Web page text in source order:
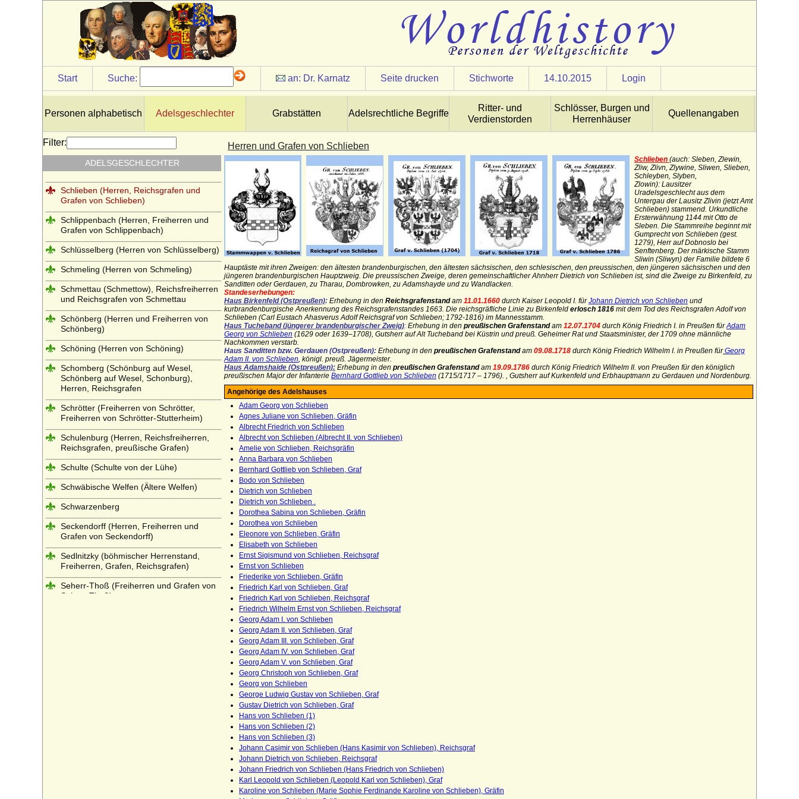
Start Suche: an: Dr. Karnatz Seite drucken Stichworte 14.10.2015 Login
Personen alphabetisch Adelsgeschlechter Grabstätten Adelsrechtliche Begriffe
Ritter- und
Verdienstorden
Schlösser, Burgen und
Herrenhäuser
Quellenangaben
Herren und Grafen von Schlieben
Schlieben (auch: Sleben, Zlewin,
Zliw, Zlivn, Zlywine, Sliwen, Slieben,
Schleyben, Slyben,
Zlowin): Lausitzer
Uradelsgeschlecht aus dem
Untergau der Lausitz Zlivin (jetzt Amt
Schlieben) stammend. Urkundliche
Ersterwähnung 1144 mit Otto de
Sleben. Die Stammreihe beginnt mit
Gumprecht von Schlieben (gest.
1279), Herr auf Dobnoslo bei
Senftenberg. Der märkische Stamm
Sliwin (Sliwyn) der Familie bildete 6
Hauptäste mit ihren Zweigen: den ältesten brandenburgischen, den ältesten sächsischen, den schlesischen, den preussischen, den jüngeren sächsischen und den
jüngeren brandenburgischen Hauptzweig. Die preussischen Zweige, deren gemeinschaftlicher Ahnherr Dietrich von Schlieben ist, sind die Zweige zu Birkenfeld, zu
Sanditten oder Gerdauen, zu Tharau, Dombrowken, zu Adamshayde und zu Wandlacken.
Standeserhebungen:
Haus Birkenfeld (Ostpreußen): Erhebung in den Reichsgrafenstandam 11.01.1660 durch Kaiser Leopold I. fürJohann Dietrich von Schlieben und
kurbrandenburgische Anerkennung des Reichsgrafenstandes 1663. Die reichsgräfliche Linie zu Birkenfeld erlosch 1816 mit dem Tod des Reichsgrafen Adolf von
Schlieben (Carl Eustach Ahasverus Adolf Reichsgraf von Schlieben; 1792-1816) im Mannesstamm.
Haus Tucheband (jüngerer brandenburgischer Zweig): Erhebung in den preußischen Grafenstandam 12.07.1704 durch König Friedrich I. in Preußen fürAdam
Georg von Schlieben (1629 oder 1639–1708), Gutsherr auf Alt Tucheband bei Küstrin und preuß. Geheimer Rat und Staatsminister, der 1709 ohne männliche
Nachkommen verstarb.
Haus Sanditten bzw. Gerdauen (Ostpreußen): Erhebung in den preußischen Grafenstandam 09.08.1718 durch König Friedrich Wilhelm I. in Preußen für Georg
Adam II. von Schlieben, königl. preuß. Jägermeister.
Haus Adamshaide (Ostpreußen): Erhebung in den preußischen Grafenstandam 19.09.1786 durch König Friedrich Wilhelm II. von Preußen für den königlich
preußischen Major der Infanterie Bernhard Gottlieb von Schlieben (1715/1717 – 1796). , Gutsherr auf Kurkenfeld und Erbhauptmann zu Gerdauen und Nordenburg.
Angehörige des Adelshauses
Adam Georg von Schlieben
Agnes Juliane von Schlieben, Gräfin
Albrecht Friedrich von Schlieben
Albrecht von Schlieben (Albrecht II. von Schlieben)
Amelie von Schlieben, Reichsgräfin
Anna Barbara von Schlieben
Bernhard Gottlieb von Schlieben, Graf
Bodo von Schlieben
Dietrich von Schlieben
Dietrich von Schlieben .
Dorothea Sabina von Schlieben, Gräfin
Dorothea von Schlieben
Eleonore von Schlieben, Gräfin
Elisabeth von Schlieben
Ernst Sigismund von Schlieben, Reichsgraf
Ernst von Schlieben
Friederike von Schlieben, Gräfin
Friedrich Karl von Schlieben, Graf
Friedrich Karl von Schlieben, Reichsgraf
Friedrich Wilhelm Ernst von Schlieben, Reichsgraf
Georg Adam I. von Schlieben
Georg Adam II. von Schlieben, Graf
Georg Adam III. von Schlieben, Graf
Georg Adam IV. von Schlieben, Graf
Georg Adam V. von Schlieben, Graf
Georg Christoph von Schlieben, Graf
Georg von Schlieben
George Ludwig Gustav von Schlieben, Graf
Gustav Dietrich von Schlieben, Graf
Hans von Schlieben (1)
Hans von Schlieben (2)
Hans von Schlieben (3)
Johann Casimir von Schlieben (Hans Kasimir von Schlieben), Reichsgraf
Johann Dietrich von Schlieben, Reichsgraf
Johann Friedrich von Schlieben (Hans Friedrich von Schlieben)
Karl Leopold von Schlieben (Leopold Karl von Schlieben), Graf
Karoline von Schlieben (Marie Sophie Ferdinande Karoline von Schlieben), Gräfin
Filter:
ADELSGESCHLECHTER
Saldern (Herren von Saldern, Grafen von
Saldern-Ahlimb-Ringenwalde)
Salier
Scaliger (Scaligeri, della Scala)
Grafen von Schaffgotsch)
Schlabrendorff (Schlabrendorf,
Schlaberndorff) Herren, Reichsfreiherren
und Grafen v. Schlabrendorff
Schladen (Herren und Grafen von
Schladen)
Schlieben (Herren, Reichsgrafen und
Grafen von Schlieben)
Schlippenbach (Herren, Freiherren und
Grafen von Schlippenbach)
Schlüsselberg (Herren von Schlüsselberg)
Schmeling (Herren von Schmeling)
Schmettau (Schmettow), Reichsfreiherren
und Reichsgrafen von Schmettau
Schönberg (Herren und Freiherren von
Schönberg)
Schöning (Herren von Schöning)
Schomberg (Schönburg auf Wesel,
Schönberg auf Wesel, Schonburg),
Herren, Reichsgrafen
Schrötter (Freiherren von Schrötter,
Freiherren von Schrötter-Stutterheim)
Schulenburg (Herren, Reichsfreiherren,
Reichsgrafen, preußische Grafen)
Schulte (Schulte von der Lühe)
Schwäbische Welfen (Ältere Welfen)
Schwarzenberg
Seckendorff (Herren, Freiherren und
Grafen von Seckendorff)
Sedlnitzky (böhmischer Herrenstand,
Freiherren, Grafen, Reichsgrafen)
Seherr-Thoß (Freiherren und Grafen von
Seherr-Thoß)